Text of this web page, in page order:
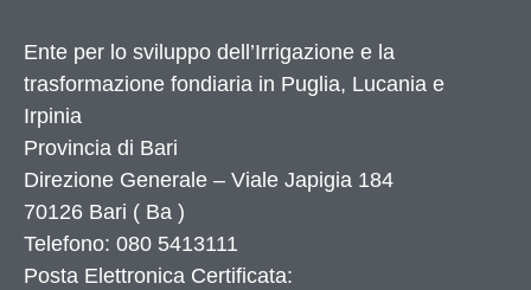
Ente per lo sviluppo dell’Irrigazione e la
trasformazione fondiaria in Puglia, Lucania e
Irpinia
Provincia di Bari
Direzione Generale – Viale Japigia 184
70126 Bari ( Ba )
Telefono: 080 5413111
Posta Elettronica Certificata: